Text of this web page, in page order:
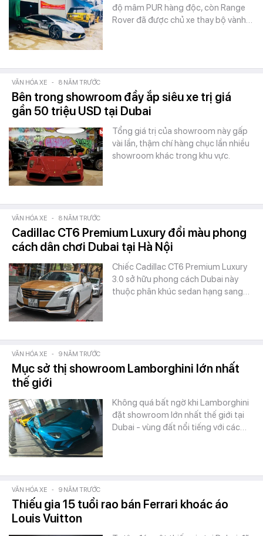
độ mâm PUR hàng độc, còn Range
Rover đã được chủ xe thay bộ vành…
VĂN HÓA XE - 8 NĂM TRƯỚC
Bên trong showroom đầy ắp siêu xe trị giá
gần 50 triệu USD tại Dubai
Tổng giá trị của showroom này gấp
vài lần, thậm chí hàng chục lần nhiều
showroom khác trong khu vực.
VĂN HÓA XE - 8 NĂM TRƯỚC
Cadillac CT6 Premium Luxury đổi màu phong
cách dân chơi Dubai tại Hà Nội
Chiếc Cadillac CT6 Premium Luxury
3.0 sở hữu phong cách Dubai này
thuộc phân khúc sedan hạng sang…
VĂN HÓA XE - 9 NĂM TRƯỚC
Mục sở thị showroom Lamborghini lớn nhất
thế giới
Không quá bất ngờ khi Lamborghini
đặt showroom lớn nhất thế giới tại
Dubai - vùng đất nổi tiếng với các…
VĂN HÓA XE - 9 NĂM TRƯỚC
Thiếu gia 15 tuổi rao bán Ferrari khoác áo
Louis Vuitton